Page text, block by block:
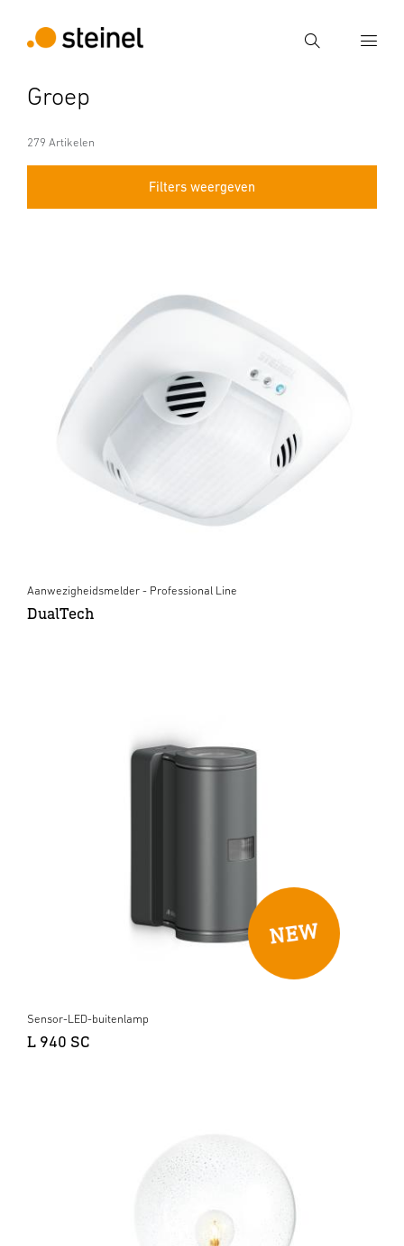
Zoek
Groep
279 Artikelen
Filters weergeven
Aanwezigheidsmelder - Professional Line
DualTech
Sensor-LED-buitenlamp
L 940 SC